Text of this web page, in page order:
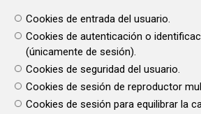
Cookies de entrada del usuario.
Cookies de autenticación o
(únicamente de sesión).
Cookies de seguridad del usuario.
Cookies de sesión de reproductor
Cookies de sesión para equilibrar la